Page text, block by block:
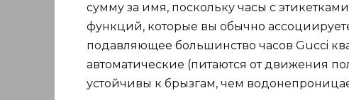
сумму за имя, поскольку часы с
функций, которые вы обычно
подавляющее большинство часов Gucci
автоматические (питаются от движения
устойчивы к брызгам, чем